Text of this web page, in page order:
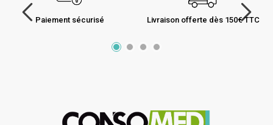
Paiement sécurisé Livraison offerte dès 150€ TTC